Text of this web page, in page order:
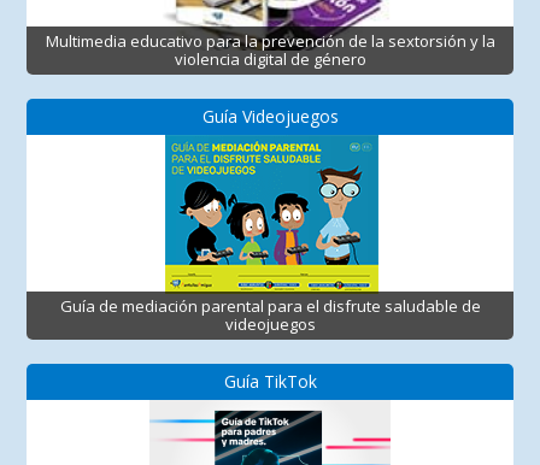
Multimedia educativo para la prevención de la sextorsión y la
violencia digital de género
Guía Videojuegos
Guía de mediación parental para el disfrute saludable de
videojuegos
Guía TikTok